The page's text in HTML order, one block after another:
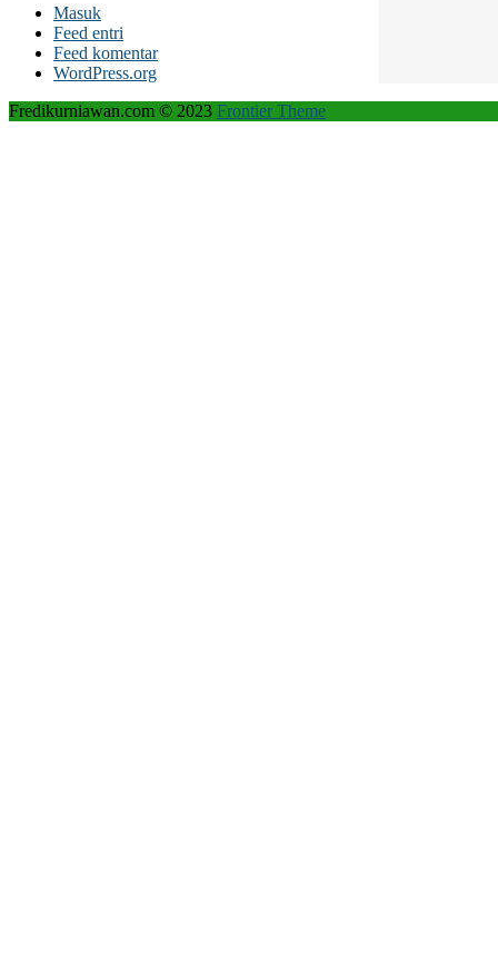
Masuk
Feed entri
Feed komentar
WordPress.org
Fredikurniawan.com © 2023 Frontier Theme